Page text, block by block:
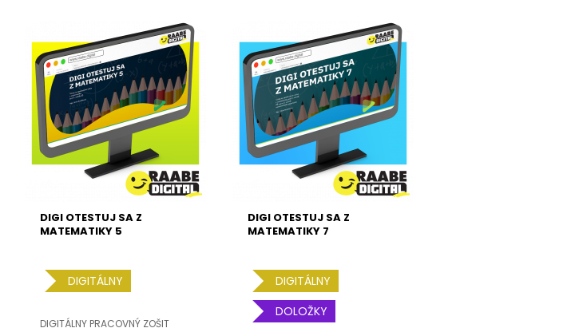
DIGI OTESTUJ SA Z
MATEMATIKY 5
DIGITÁLNY
DIGITÁLNY PRACOVNÝ ZOŠIT
DIGI OTESTUJ SA Z
MATEMATIKY 7
DIGITÁLNY
DOLOŽKY